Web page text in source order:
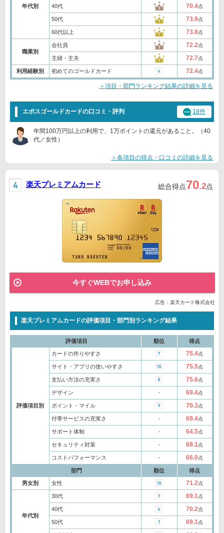
年代別 40代 70.4点
50代 73.9点
60代以上 73.8点
職業別
会社員 72.2点
主婦・主夫 72.7点
利用経験別 初めてのゴールドカード 72.4点
＞項目・部門ランキング結果の詳細を見る
エポスゴールドカードの口コミ・評判 18件
年間100万円以上の利用で、1万ポイントの還元があること。（40
代／女性）
＞各項目の得点・口コミの詳細を見る
楽天プレミアムカード 総合得点70.2点
今すぐWEBでお申し込み
広告：楽天カード株式会社
楽天プレミアムカードの評価項目・部門別ランキング結果
評価項目 順位 得点
評価項目別
カードの作りやすさ 75.4点
サイト・アプリの使いやすさ 75.5点
支払い方法の充実さ 75.6点
デザイン ‐ 69.4点
ポイント・マイル 70.3点
付帯サービスの充実さ ‐ 69.4点
サポート体制 ‐ 64.5点
セキュリティ対策 ‐ 68.1点
コストパフォーマンス ‐ 66.0点
部門 順位 得点
男女別 女性 71.2点
年代別
30代 69.1点
40代 70.2点
50代 69.1点